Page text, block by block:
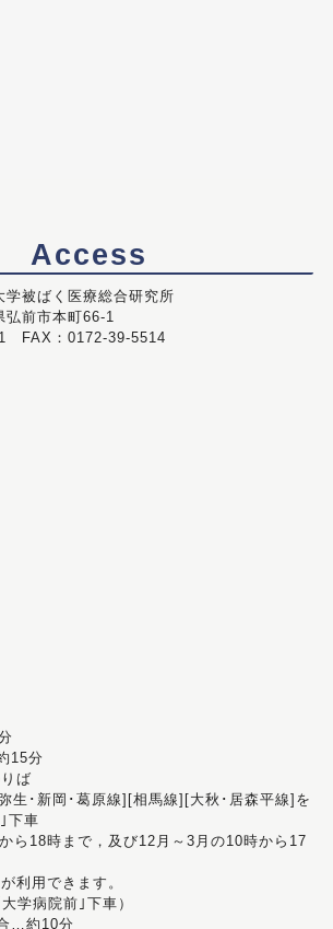
Access
学被ばく医療総合研究所
前市本町66-1
FAX：0172-39-5514
15分
ば
生･新岡･葛原線][相馬線][大秋･居森平線]を
下車
ら18時まで，及び12月～3月の10時から17
利用できます。
学病院前｣下車）
…約10分